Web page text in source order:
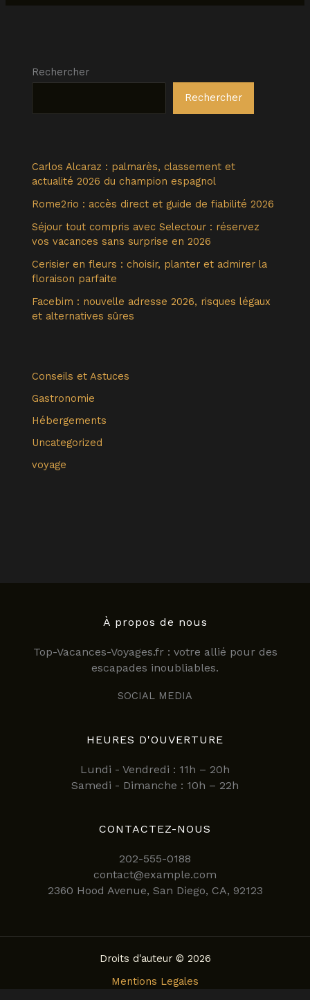
Rechercher
Rechercher
Carlos Alcaraz : palmarès, classement et
actualité 2026 du champion espagnol
Rome2rio : accès direct et guide de fiabilité 2026
Séjour tout compris avec Selectour : réservez
vos vacances sans surprise en 2026
Cerisier en fleurs : choisir, planter et admirer la
floraison parfaite
Facebim : nouvelle adresse 2026, risques légaux
et alternatives sûres
Conseils et Astuces
Gastronomie
Hébergements
Uncategorized
voyage
À propos de nous
Top-Vacances-Voyages.fr : votre allié pour des
escapades inoubliables.
SOCIAL MEDIA
HEURES D'OUVERTURE
Lundi - Vendredi : 11h – 20h
Samedi - Dimanche : 10h – 22h
CONTACTEZ-NOUS
202-555-0188
contact@example.com
2360 Hood Avenue, San Diego, CA, 92123
Droits d'auteur © 2026
Mentions Legales